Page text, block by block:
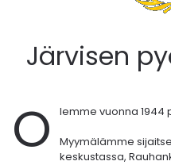
Järvisen
O
lemme vuonna 1944
Myymälämme
keskustassa,